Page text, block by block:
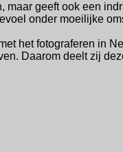
maar geeft ook een
onder moeilijke
het fotograferen in
Daarom deelt zij